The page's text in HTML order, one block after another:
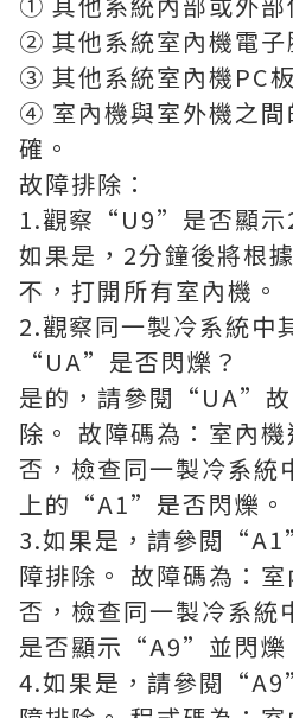
② 其他系統室內機電子
③ 其他系統室內機PC
④ 室內機與室外機之間
確。
故障排除：
1.觀察“U9”是否顯示
如果是，2分鐘後將根
不，打開所有室內機。
2.觀察同一製冷系統中
“UA”是否閃爍？
是的，請參閱“UA”故
除。 故障碼為：室內機
否，檢查同一製冷系統
上的“A1”是否閃爍。
3.如果是，請參閱
障排除。 故障碼為：室
否，檢查同一製冷系統
是否顯示“A9”並閃爍
4.如果是，請參閱